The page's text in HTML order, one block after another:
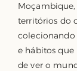
territórios do
colecionando
e hábitos
de ver o